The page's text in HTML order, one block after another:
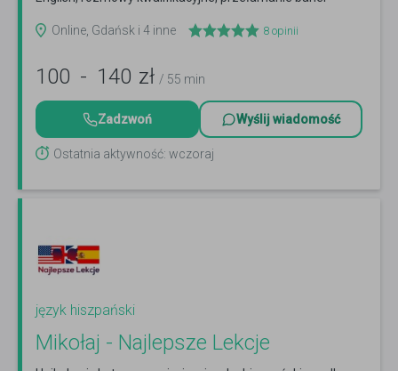
Online, Gdańsk i 4 inne
8 opinii
100 - 140 zł / 55 min
Zadzwoń Wyślij wiadomość
Ostatnia aktywność: wczoraj
język hiszpański
Mikołaj - Najlepsze Lekcje